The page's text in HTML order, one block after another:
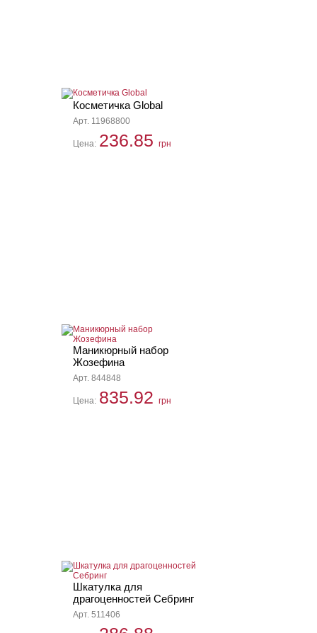
Косметичка Global
Арт. 11968800
Цена: 236.85 грн
Маникюрный набор
Жозефина
Арт. 844848
Цена: 835.92 грн
Шкатулка для
драгоценностей Себринг
Арт. 511406